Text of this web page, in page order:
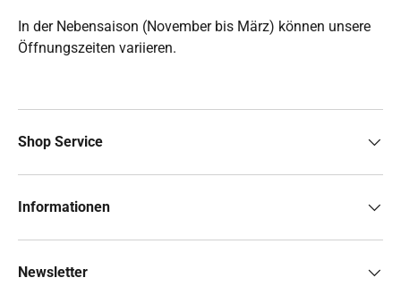
In der Nebensaison (November bis März) können unsere
Öffnungszeiten variieren.
Shop Service
Informationen
Newsletter